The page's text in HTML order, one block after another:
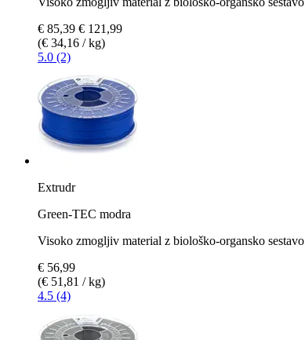
€ 85,39 € 121,99
(€ 34,16 / kg)
5.0 (2)
Extrudr
Green-TEC modra
Visoko zmogljiv material z biološko-organsko sestavo
€ 56,99
(€ 51,81 / kg)
4.5 (4)